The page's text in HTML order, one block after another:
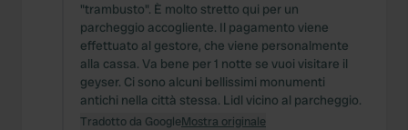
"trambusto". È molto stretto qui per un
parcheggio accogliente. Il pagamento viene
effettuato al gestore, che viene personalmente
alla cassa. Va bene per 1 notte se vuoi visitare il
geyser. Ci sono alcuni bellissimi monumenti
antichi nella città stessa. Lidl vicino al parcheggio.
Tradotto da GoogleMostra originale